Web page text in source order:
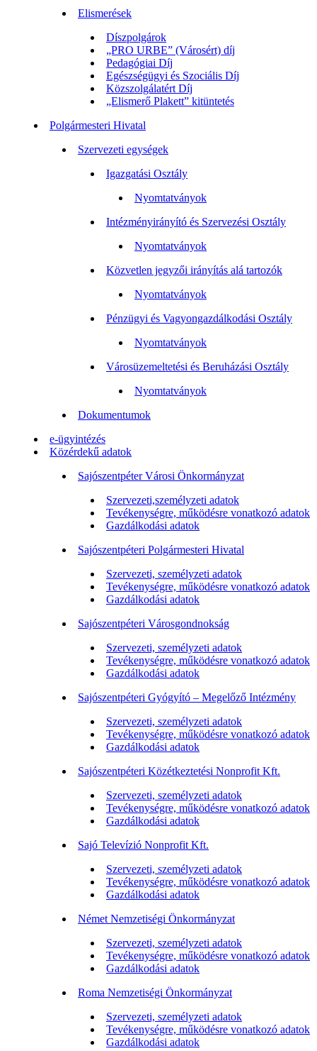
Elismerések
Díszpolgárok
„PRO URBE” (Városért) díj
Pedagógiai Díj
Egészségügyi és Szociális Díj
Közszolgálatért Díj
„Elismerő Plakett” kitüntetés
Polgármesteri Hivatal
Szervezeti egységek
Igazgatási Osztály
Nyomtatványok
Intézményirányító és Szervezési Osztály
Nyomtatványok
Közvetlen jegyzői irányítás alá tartozók
Nyomtatványok
Pénzügyi és Vagyongazdálkodási Osztály
Nyomtatványok
Városüzemeltetési és Beruházási Osztály
Nyomtatványok
Dokumentumok
e-ügyintézés
Közérdekű adatok
Sajószentpéter Városi Önkormányzat
Szervezeti,személyzeti adatok
Tevékenységre, működésre vonatkozó adatok
Gazdálkodási adatok
Sajószentpéteri Polgármesteri Hivatal
Szervezeti, személyzeti adatok
Tevékenységre, működésre vonatkozó adatok
Gazdálkodási adatok
Sajószentpéteri Városgondnokság
Szervezeti, személyzeti adatok
Tevékenységre, működésre vonatkozó adatok
Gazdálkodási adatok
Sajószentpéteri Gyógyító – Megelőző Intézmény
Szervezeti, személyzeti adatok
Tevékenységre, működésre vonatkozó adatok
Gazdálkodási adatok
Sajószentpéteri Közétkeztetési Nonprofit Kft.
Szervezeti, személyzeti adatok
Tevékenységre, működésre vonatkozó adatok
Gazdálkodási adatok
Sajó Televízió Nonprofit Kft.
Szervezeti, személyzeti adatok
Tevékenységre, működésre vonatkozó adatok
Gazdálkodási adatok
Német Nemzetiségi Önkormányzat
Szervezeti, személyzeti adatok
Tevékenységre, működésre vonatkozó adatok
Gazdálkodási adatok
Roma Nemzetiségi Önkormányzat
Szervezeti, személyzeti adatok
Tevékenységre, működésre vonatkozó adatok
Gazdálkodási adatok